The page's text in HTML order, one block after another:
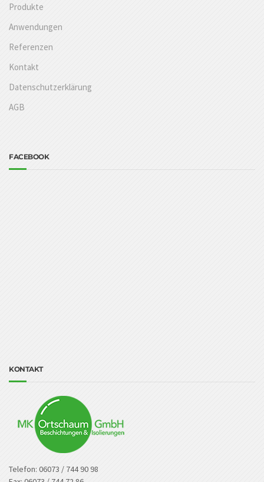
Produkte
Anwendungen
Referenzen
Kontakt
Datenschutzerklärung
AGB
FACEBOOK
KONTAKT
Telefon: 06073 / 744 90 98